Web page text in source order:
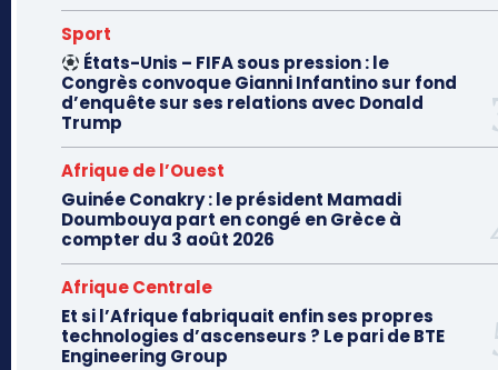
Sport
États-Unis – FIFA sous pression : le
Congrès convoque Gianni Infantino sur fond
d’enquête sur ses relations avec Donald
Trump
Afrique de l’Ouest
Guinée Conakry : le président Mamadi
Doumbouya part en congé en Grèce à
compter du 3 août 2026
Afrique Centrale
Et si l’Afrique fabriquait enfin ses propres
technologies d’ascenseurs ? Le pari de BTE
Engineering Group